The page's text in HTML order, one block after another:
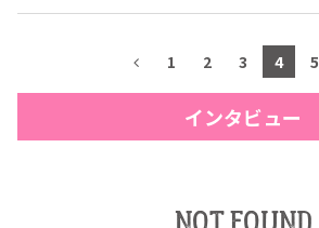
1 2 3 4 5
インタビュー